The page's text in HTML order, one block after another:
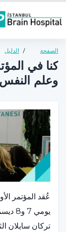
الصفحة
الرئيسية
/ الدليل
الصحي
كنا في
وعلم النفس
تركان سايلان